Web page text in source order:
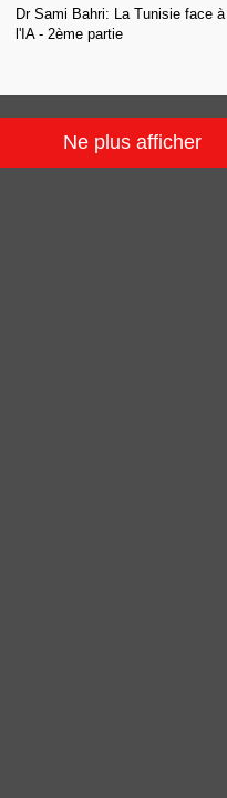
Dr Sami Bahri: La Tunisie face à
l'IA - 2ème partie
Ne plus afficher